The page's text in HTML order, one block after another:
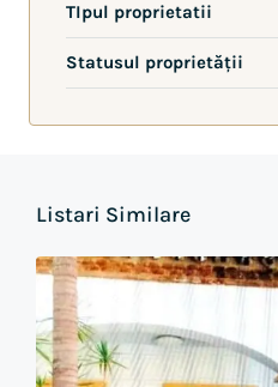
TIpul proprietatii
Statusul proprietății
Listari Similare